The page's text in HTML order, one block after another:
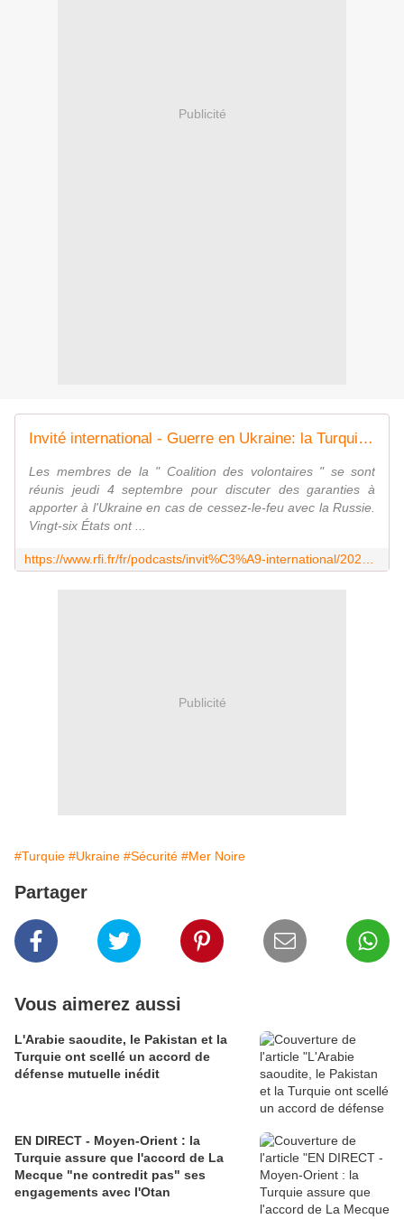
Publicité
Invité international - Guerre en Ukraine: la Turquie volontaire pour diriger les opérations navales en mer Noire
Les membres de la " Coalition des volontaires " se sont
réunis jeudi 4 septembre pour discuter des garanties à
apporter à l'Ukraine en cas de cessez-le-feu avec la Russie.
Vingt-six États ont ...
Publicité
#Turquie #Ukraine #Sécurité #Mer Noire
Partager
Vous aimerez aussi
L'Arabie saoudite, le Pakistan et la
Turquie ont scellé un accord de
défense mutuelle inédit
EN DIRECT - Moyen-Orient : la
Turquie assure que l'accord de La
Mecque "ne contredit pas" ses
engagements avec l'Otan